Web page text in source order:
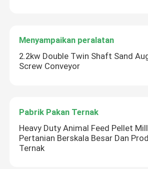
Menyampaikan peralatan
2.2kw Double Twin Shaft Sand
Screw Conveyor
Pabrik Pakan Ternak
Heavy Duty Animal Feed Pellet
Pertanian Berskala Besar Dan
Ternak